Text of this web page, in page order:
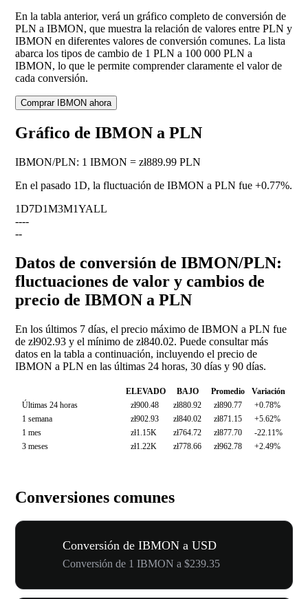
En la tabla anterior, verá un gráfico completo de conversión de
PLN a IBMON, que muestra la relación de valores entre PLN y
IBMON en diferentes valores de conversión comunes. La lista
abarca los tipos de cambio de 1 PLN a 100 000 PLN a
IBMON, lo que le permite comprender claramente el valor de
cada conversión.
Comprar IBMON ahora
Gráfico de IBMON a PLN
IBMON/PLN: 1 IBMON = zł889.99 PLN
En el pasado 1D, la fluctuación de IBMON a PLN fue +0.77%.
1D7D1M3M1YALL
----
--
Datos de conversión de IBMON/PLN:
fluctuaciones de valor y cambios de
precio de IBMON a PLN
En los últimos 7 días, el precio máximo de IBMON a PLN fue
de zł902.93 y el mínimo de zł840.02. Puede consultar más
datos en la tabla a continuación, incluyendo el precio de
IBMON a PLN en las últimas 24 horas, 30 días y 90 días.
ELEVADO BAJO Promedio
Variación
Últimas 24 horas
zł900.48 zł880.92 zł890.77
+0.78%
1 semana
zł902.93 zł840.02 zł871.15
+5.62%
1 mes
zł1.15K zł764.72 zł877.70
-22.11%
3 meses
zł1.22K zł778.66 zł962.78 +2.49%
Conversiones comunes
Conversión de IBMON a USD
Conversión de 1 IBMON a $239.35